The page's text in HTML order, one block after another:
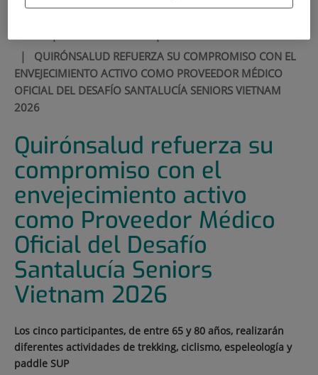
| QUIRÓNSALUD REFUERZA SU COMPROMISO CON EL
ENVEJECIMIENTO ACTIVO COMO PROVEEDOR MÉDICO
OFICIAL DEL DESAFÍO SANTALUCÍA SENIORS VIETNAM
2026
Quirónsalud refuerza su
compromiso con el
envejecimiento activo
como Proveedor Médico
Oficial del Desafío
Santalucía Seniors
Vietnam 2026
Los cinco participantes, de entre 65 y 80 años, realizarán
diferentes actividades de trekking, ciclismo, espeleología y
paddle SUP